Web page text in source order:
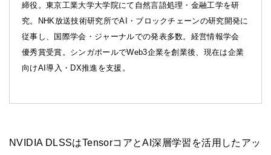
締役。東京工業大学大学院にて自然言語処理・金融工学を研
究。NHK放送技術研究所でAI・ブロックチェーンの研究開発に
従事し、国際学会・ジャーナルでの発表多数。経営情報学会
優秀賞受賞。シンガポールでWeb3企業を創業後、現在は企業
向けAI導入・DX推進を支援。
NVIDIA DLSSはTensorコアとAI深層学習を活用したアッ